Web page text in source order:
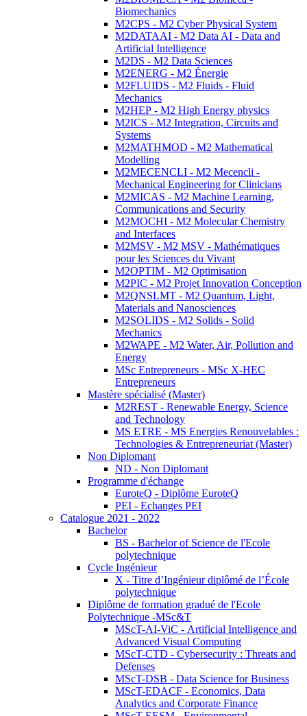
Biomechanics
M2CPS - M2 Cyber Physical System
M2DATAAI - M2 Data AI - Data and
Artificial Intelligence
M2DS - M2 Data Sciences
M2ENERG - M2 Énergie
M2FLUIDS - M2 Fluids - Fluid
Mechanics
M2HEP - M2 High Energy physics
M2ICS - M2 Integration, Circuits and
Systems
M2MATHMOD - M2 Mathematical
Modelling
M2MECENCLI - M2 Mecencli -
Mechanical Engineering for Clinicians
M2MICAS - M2 Machine Learning,
Communications and Security
M2MOCHI - M2 Molecular Chemistry
and Interfaces
M2MSV - M2 MSV - Mathématiques
pour les Sciences du Vivant
M2OPTIM - M2 Optimisation
M2PIC - M2 Projet Innovation Conception
M2QNSLMT - M2 Quantum, Light,
Materials and Nanosciences
M2SOLIDS - M2 Solids - Solid
Mechanics
M2WAPE - M2 Water, Air, Pollution and
Energy
MSc Entrepreneurs - MSc X-HEC
Entrepreneurs
Mastère spécialisé (Master)
M2REST - Renewable Energy, Science
and Technology
MS ETRE - MS Energies Renouvelables :
Technologies & Entrepreneuriat (Master)
Non Diplomant
ND - Non Diplomant
Programme d'échange
EuroteQ - Diplôme EuroteQ
PEI - Echanges PEI
Catalogue 2021 - 2022
Bachelor
BS - Bachelor of Science de l'Ecole
polytechnique
Cycle Ingénieur
X - Titre d’Ingénieur diplômé de l’École
polytechnique
Diplôme de formation gradué de l'Ecole
Polytechnique -MSc&T
MScT-AI-ViC - Artificial Intelligence and
Advanced Visual Computing
MScT-CTD - Cybersecurity : Threats and
Defenses
MScT-DSB - Data Science for Business
MScT-EDACF - Economics, Data
Analytics and Corporate Finance